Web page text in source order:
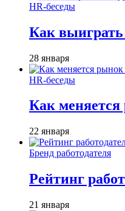
HR-беседы
Как
28 января
HR-беседы
Как меняется
22 января
Бренд работодателя
Рейтинг
21 января